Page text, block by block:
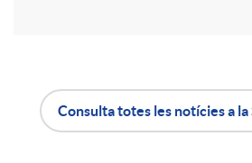
Consulta totes les notícies a la